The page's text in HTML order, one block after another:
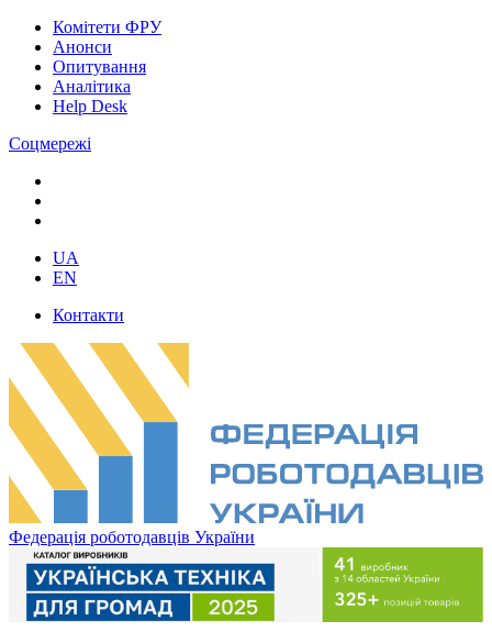
Комітети ФРУ
Анонси
Опитування
Аналітика
Help Desk
Соцмережі
UA
EN
Контакти
Федерація роботодавців України